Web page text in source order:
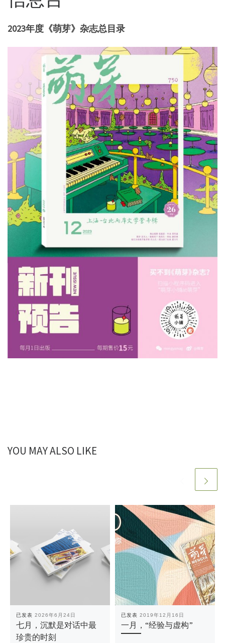
2023年度《萌芽》杂志总目录
YOU MAY ALSO LIKE
已发表 2026年6月24日
七月，沉默是对话中最
珍贵的时刻
已发表 2019年12月16日
一月，“经验与虚构”